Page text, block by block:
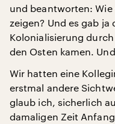
und beantworten:
zeigen? Und es gab ja
Kolonialisierung
den Osten kamen.
Wir hatten eine
erstmal andere
glaub ich, sicherlich
damaligen Zeit